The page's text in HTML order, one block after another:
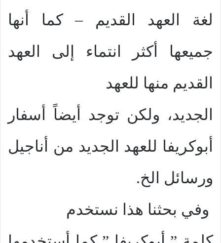
لغة العهد القديم – كما أنها
جميعها أكثر انتماء إلى العهد
القديم منها للعهد
الجديد، ولكن توجد أيضاً أسفار
أبوكريفا للعهد الجديد من أناجيل
ورسائل الخ.
وفي بحثنا هذا نستخدم